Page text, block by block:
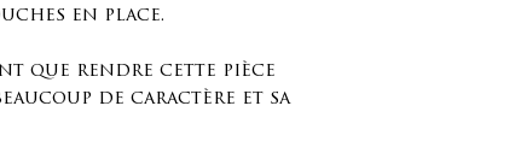
en place.
que rendre cette pièce
de caractère et sa